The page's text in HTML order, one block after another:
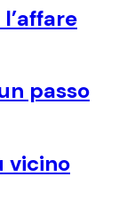
passo
vicino